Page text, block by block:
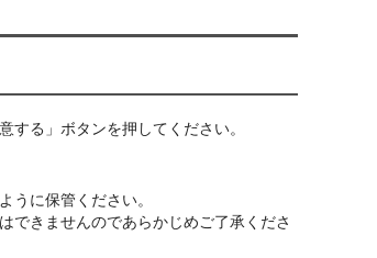
する」ボタンを押してください。
に保管ください。
できませんのであらかじめご了承くださ